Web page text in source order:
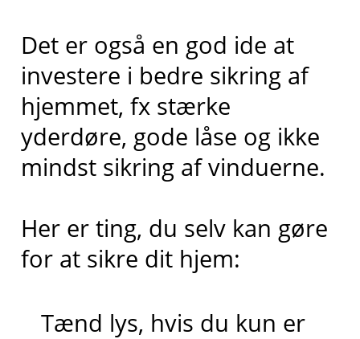
Det er også en god ide at
investere i bedre sikring af
hjemmet, fx stærke
yderdøre, gode låse og ikke
mindst sikring af vinduerne.
Her er ting, du selv kan gøre
for at sikre dit hjem:
Tænd lys, hvis du kun er